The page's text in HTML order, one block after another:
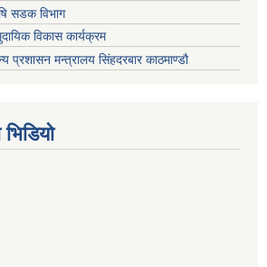
सडक विभाग
विकास कार्यक्रम
प्रशासन मन्त्रालय सिंहदरबार काठमाण्डौ